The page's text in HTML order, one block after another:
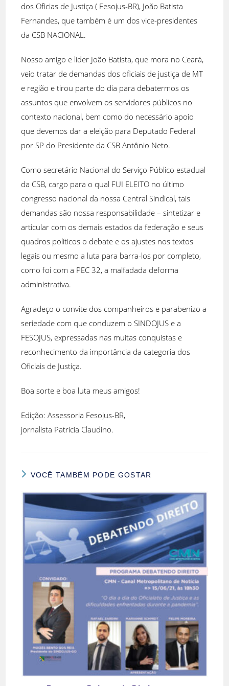
dos Oficias de Justiça ( Fesojus-BR), João Batista
Fernandes, que também é um dos vice-presidentes
da CSB NACIONAL.
Nosso amigo e líder João Batista, que mora no Ceará,
veio tratar de demandas dos oficiais de justiça de MT
e região e tirou parte do dia para debatermos os
assuntos que envolvem os servidores públicos no
contexto nacional, bem como do necessário apoio
que devemos dar a eleição para Deputado Federal
por SP do Presidente da CSB Antônio Neto.
Como secretário Nacional do Serviço Público estadual
da CSB, cargo para o qual FUI ELEITO no último
congresso nacional da nossa Central Sindical, tais
demandas são nossa responsabilidade – sintetizar e
articular com os demais estados da federação e seus
quadros políticos o debate e os ajustes nos textos
legais ou mesmo a luta para barra-los por completo,
como foi com a PEC 32, a malfadada deforma
administrativa.
Agradeço o convite dos companheiros e parabenizo a
seriedade com que conduzem o SINDOJUS e a
FESOJUS, expressadas nas muitas conquistas e
reconhecimento da importância da categoria dos
Oficiais de Justiça.
Boa sorte e boa luta meus amigos!
Edição: Assessoria Fesojus-BR,
jornalista Patrícia Claudino.
VOCÊ TAMBÉM PODE GOSTAR